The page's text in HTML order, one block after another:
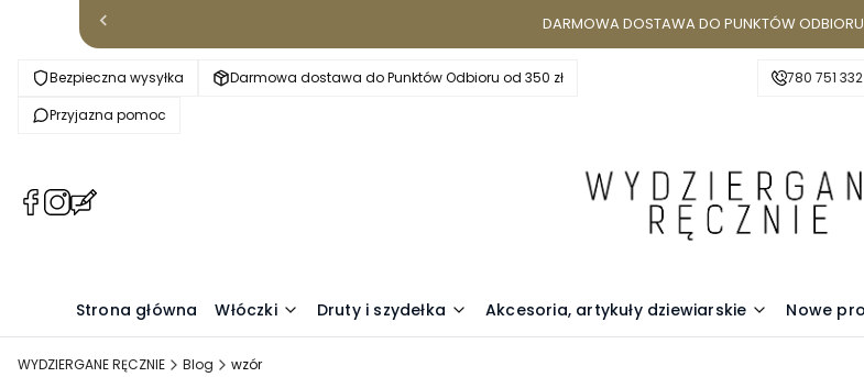
DARMOWA DOSTAWA DO PUNKTÓW
Bezpieczna wysyłka
Darmowa dostawa do Punktów Odbioru od 350 zł
Przyjazna pomoc
780 751 332
(Otwiera
karcie)
(Otwiera
karcie)
(Otwiera
karcie)
Strona główna Włóczki Druty i szydełka Akcesoria, artykuły dziewiarskie Nowe
WYDZIERGANE RĘCZNIE Blog wzór